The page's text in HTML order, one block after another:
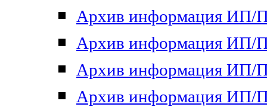
Архив информация ИП/
Архив информация ИП/
Архив информация ИП/
Архив информация ИП/